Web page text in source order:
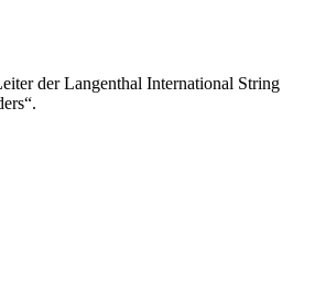
der Langenthal International String